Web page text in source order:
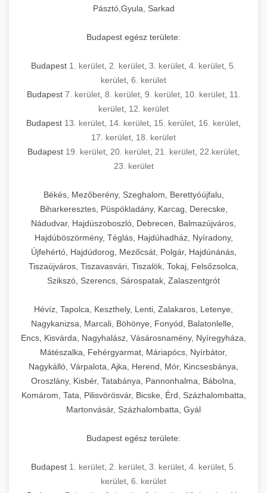
Pásztó,Gyula, Sarkad
Budapest egész területe:
Budapest 1. kerület 2. kerület 3. kerület 4. kerület 5.
kerület 6. kerület
Budapest 7. kerület, 8. kerület, 9. kerület, 10. kerület, 11.
kerület 12. kerület
Budapest 13. kerület 14. kerület 15. kerület 16. kerület
17. kerület 18. kerület
Budapest 19. kerület 20. kerület 21. kerület 22.kerület
23. kerület
Békés, Mezőberény, Szeghalom, Berettyóújfalu,
Biharkeresztes, Püspökladány, Karcag, Derecske,
Nádudvar, Hajdúszoboszló, Debrecen, Balmazújváros,
Hajdúböszörmény, Téglás, Hajdúhadház, Nyíradony,
Újfehértó, Hajdúdorog, Mezőcsát, Polgár, Hajdúnánás,
Tiszaújváros, Tiszavasvári, Tiszalök, Tokaj, Felsőzsolca,
Szikszó, Szerencs, Sárospatak, Zalaszentgrót
Hévíz, Tapolca, Keszthely, Lenti, Zalakaros, Letenye,
Nagykanizsa, Marcali, Böhönye, Fonyód, Balatonlelle,
Encs, Kisvárda, Nagyhalász, Vásárosnamény, Nyíregyháza,
Mátészalka, Fehérgyarmat, Máriapócs, Nyírbátor,
Nagykálló, Várpalota, Ajka, Herend, Mór, Kincsesbánya,
Oroszlány, Kisbér, Tatabánya, Pannonhalma, Bábolna,
Komárom, Tata, Pilisvörösvár, Bicske, Érd, Százhalombatta,
Martonvásár, Százhalombatta, Gyál
Budapest egész területe:
Budapest 1. kerület 2. kerület 3. kerület 4. kerület 5.
kerület 6. kerület